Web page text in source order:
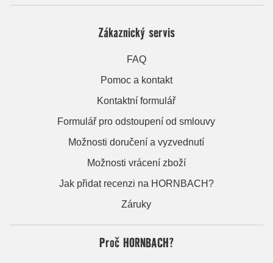
Zákaznický servis
FAQ
Pomoc a kontakt
Kontaktní formulář
Formulář pro odstoupení od smlouvy
Možnosti doručení a vyzvednutí
Možnosti vrácení zboží
Jak přidat recenzi na HORNBACH?
Záruky
Proč HORNBACH?